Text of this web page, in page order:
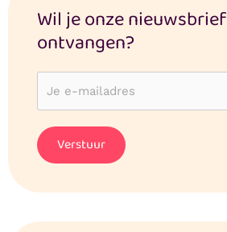
Wil je onze nieuwsbrief
ontvangen?